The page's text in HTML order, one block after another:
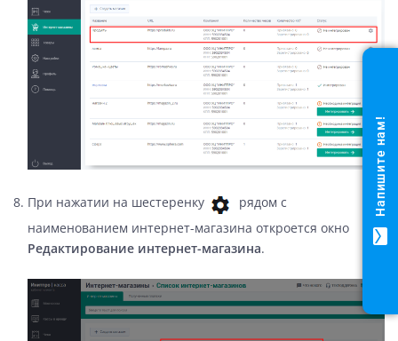
mail
Напишите нам!
При нажатии на шестеренку
рядом с
наименованием интернет-магазина откроется окно
Редактирование интернет-магазина.